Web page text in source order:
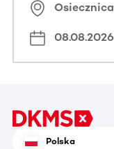
Osiecznica
08.08.2026
Polska